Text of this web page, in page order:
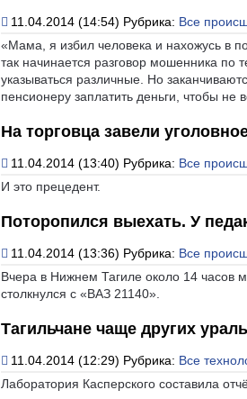
11.04.2014 (14:54) Рубрика: Все
«Мама, я избил человека и нахожусь в
так начинается разговор мошенника
указываться различные. Но
пенсионеру заплатить деньги, чтобы не
На торговца завели
11.04.2014 (13:40) Рубрика: Все
И это прецедент.
Поторопился выехать. У
11.04.2014 (13:36) Рубрика: Все
Вчера в Нижнем Тагиле около 14 часов
столкнулся с «ВАЗ 21140».
Тагильчане чаще других
11.04.2014 (12:29) Рубрика: Все
Лаборатория Касперского составила